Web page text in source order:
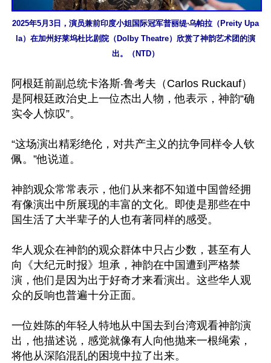
2025年5月3日，演员兼前印度小姐国际冠军普丽缇‧乌帕拉（Preity Upa
la）在加州好莱坞杜比剧院（Dolby Theatre）欣赏了神韵艺术团的演
出。（NTD）
阿根廷前副总统卡洛斯‧鲁考夫（Carlos Ruckauf）
是阿根廷政治史上一位杰出人物，他表示，神韵“确
实令人惊叹”。
“这场演出精彩绝伦，对共产主义的抗争同样令人钦
佩。”他说道。
神韵观众常常表示，他们从来都不知道中国曾经拥
有像演出中所展现的丰富的文化。即使是那些在中
国生活了大半辈子的人也有著同样的感受。
华人观众在神韵的观众群体中只占少数，甚至有人
向《大纪元时报》坦承，神韵在中国遭到严格禁
演，他们是因为出于好奇才来看演出。这些华人观
众的反响也普遍十分正面。
一位姓陈的年轻人特地从中国去到台湾观看神韵演
出，他描述说，感觉就像有人向他抛来一根绳索，
将他从深陷混乱的困境中拉了出来。